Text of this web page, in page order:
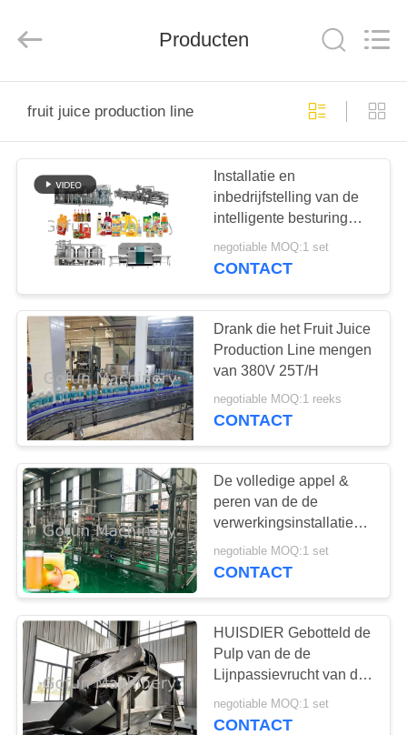
PRODUCTEN
VIDEOS
SHOW
ONGEVEER
ONS
FABRIEKSREIS
KWALITEITSCONTROLE
CONTACTEER
ONS
NIEUWS
GEVALLEN
Ltd..
Producten
fruit juice production line
Installatie en
inbedrijfstelling van de
intelligente besturing
van de
passievruchtensap-
negotiable MOQ:1 set
CONTACT
Drank die het Fruit Juice
Production Line mengen
van 380V 25T/H
negotiable MOQ:1 reeks
CONTACT
De volledige appel &
peren van de de
verwerkingsinstallatie
van de sapproductielijn
volledige automatische
negotiable MOQ:1 set
CONTACT
HUISDIER Gebotteld de
Pulp van de de
Lijnpassievrucht van de
Vruchtensapverwerking
Goed het Schoonmaken
negotiable MOQ:1 set
CONTACT